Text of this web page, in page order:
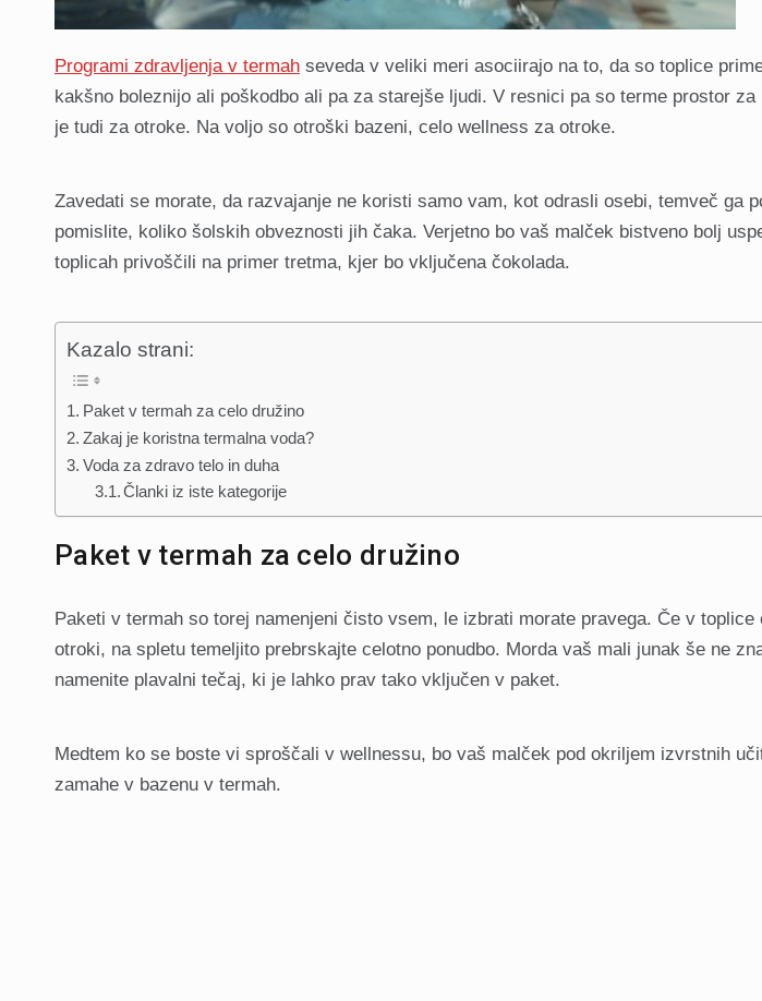
Programi zdravljenja v termah seveda v veliki meri asociirajo na to, da so toplice
kakšno boleznijo ali poškodbo ali pa za starejše ljudi. V resnici pa so terme prostor
je tudi za otroke. Na voljo so otroški bazeni, celo wellness za otroke.
Zavedati se morate, da razvajanje ne koristi samo vam, kot odrasli osebi, temveč ga
pomislite, koliko šolskih obveznosti jih čaka. Verjetno bo vaš malček bistveno bolj
toplicah privoščili na primer tretma, kjer bo vključena čokolada.
Kazalo strani:
Paket v termah za celo družino
Zakaj je koristna termalna voda?
Voda za zdravo telo in duha
Članki iz iste kategorije
Paket v termah za celo družino
Paketi v termah so torej namenjeni čisto vsem, le izbrati morate pravega. Če v
otroki, na spletu temeljito prebrskajte celotno ponudbo. Morda vaš mali junak še ne
namenite plavalni tečaj, ki je lahko prav tako vključen v paket.
Medtem ko se boste vi sproščali v wellnessu, bo vaš malček pod okriljem izvrstnih
zamahe v bazenu v termah.